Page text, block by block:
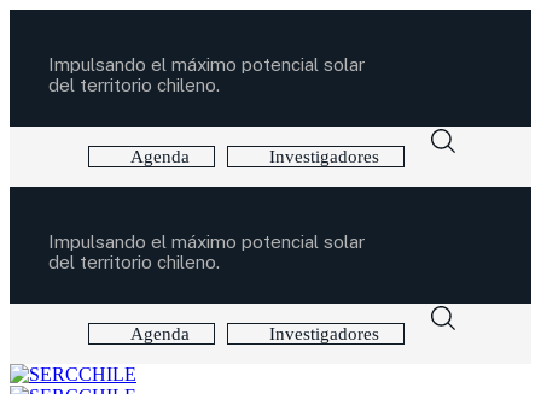
Impulsando el máximo potencial solar
del territorio chileno.
Agenda Investigadores
Impulsando el máximo potencial solar
del territorio chileno.
Agenda Investigadores